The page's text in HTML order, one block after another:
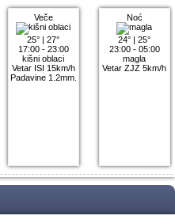
Veče
25° |27°
17:00 - 23:00
kišni oblaci
Vetar ISI 15km/h
Padavine 1.2mm.
Noć
24° |25°
23:00 - 05:00
magla
Vetar ZJZ 5km/h